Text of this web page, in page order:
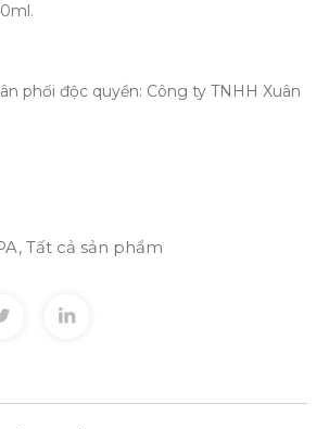
phối độc quyền: Công ty TNHH Xuân
, Tất cả sản phẩm